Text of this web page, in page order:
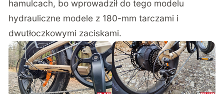
hamulcach, bo wprowadził do tego modelu
hydrauliczne modele z 180-mm tarczami i
dwutłoczkowymi zaciskami.